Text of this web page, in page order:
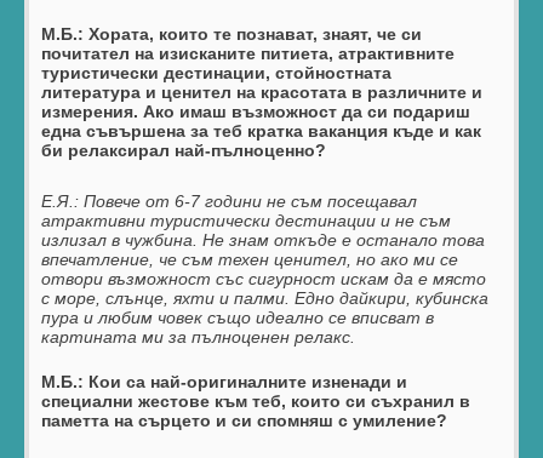
М.Б.: Хората, които те познават, знаят, че си
почитател на изисканите питиета, атрактивните
туристически дестинации, стойностната
литература и ценител на красотата в различните и
измерения. Ако имаш възможност да си подариш
една съвършена за теб кратка ваканция къде и как
би релаксирал най-пълноценно?
Е.Я.:Повече от 6-7 години не съм посещавал
атрактивни туристически дестинации и не съм
излизал в чужбина. Не знам откъде е останало това
впечатление, че съм техен ценител, но ако ми се
отвори възможност със сигурност искам да е място
с море, слънце, яхти и палми. Едно дайкири, кубинска
пура и любим човек също идеално се вписват в
картината ми за пълноценен релакс.
М.Б.: Кои са най-оригиналните изненади и
специални жестове към теб, които си съхранил в
паметта на сърцето и си спомняш с умиление?